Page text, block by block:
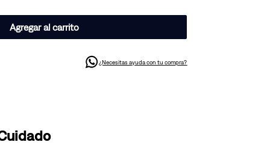
Agregar al carrito
¿Necesitas ayuda con tu compra?